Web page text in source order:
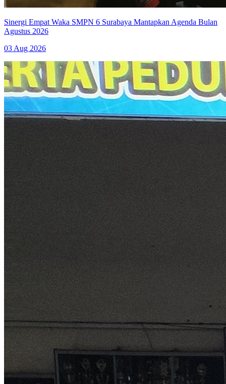
Sinergi Empat Waka SMPN 6 Surabaya Mantapkan Agenda Bulan
Agustus 2026
03 Aug 2026